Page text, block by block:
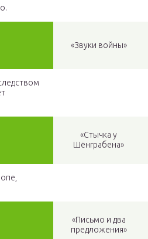
«Звуки войны»
«Стычка у
Шёнграбена»
«Письмо и два
предложения»